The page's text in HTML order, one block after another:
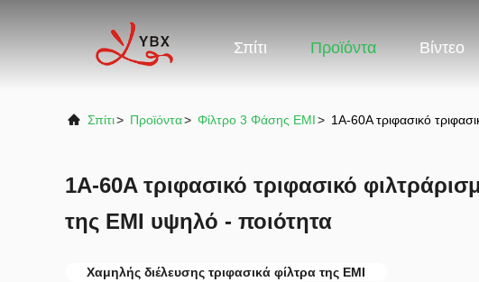
Σπίτι Προϊόντα Βίντεο
Σπίτι> Προϊόντα> Φίλτρο 3 Φάσης EMI> 1A-60A τριφασικό
1A-60A τριφασικό τριφασικό
της EMI υψηλό - ποιότητα
Χαμηλής διέλευσης τριφασικά φίλτρα της EMI